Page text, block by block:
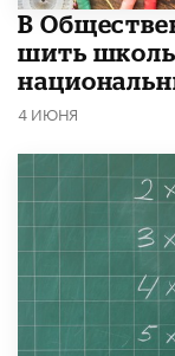
В
шить
4 ИЮНЯ